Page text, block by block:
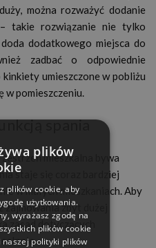
można rozważyć dodanie
takie rozwiązanie nie tylko
dodatkowego miejsca do
zadbać o odpowiednie
umieszczone w pobliżu
pomieszczeniu.
spania
mieszkalna bywa
staje się coraz bardziej
w małych mieszkaniach.Aby
zbyt dużej
zasad dotyczących
plików
plików cookie, aby
użytkowania.
wyrażasz zgodę na
plików cookie
polityki plików